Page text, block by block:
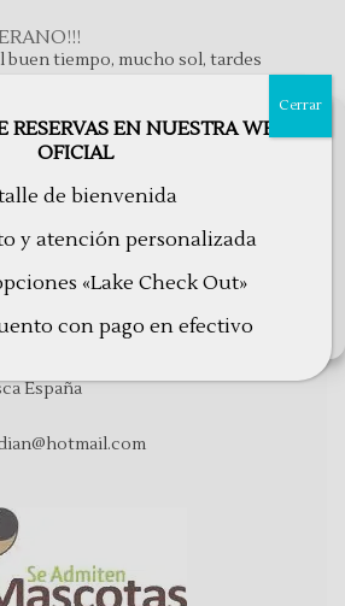
nuestro sitio web y nuestro servicio.
RECHAZAR
Configuraciones
Política de PrivacidadAvisos Legales
buen tiempo, mucho sol, tardes
hotel… El Valle de Benasque
época, prados verdes, mucha
Vamos a...
España
RESERVAS EN NUESTRA WEB
OFICIAL
de bienvenida
y atención personalizada
«Lake Check Out»
con pago en efectivo
Cerrar